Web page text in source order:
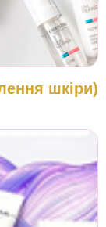
шкіри)